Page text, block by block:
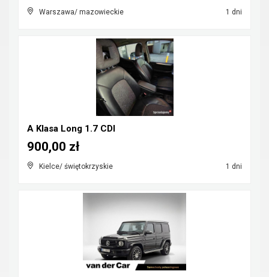
Warszawa/ mazowieckie 1 dni
A Klasa Long 1.7 CDI
Kielce/ świętokrzyskie 1 dni
900,00 zł